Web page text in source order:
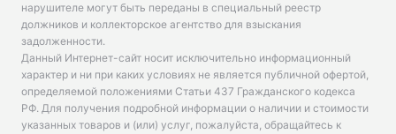
нарушителе могут быть переданы в специальный реестр
должников и коллекторское агентство для взыскания
задолженности.
Данный Интернет-сайт носит исключительно информационный
характер и ни при каких условиях не является публичной офертой,
определяемой положениями Статьи 437 Гражданского кодекса
РФ. Для получения подробной информации о наличии и стоимости
указанных товаров и (или) услуг, пожалуйста, обращайтесь к